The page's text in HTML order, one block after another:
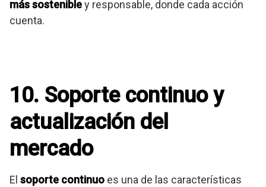
más sostenibley responsable, donde cada acción
cuenta.
10. Soporte continuo y
actualización del
mercado
El soporte continuo es una de las características